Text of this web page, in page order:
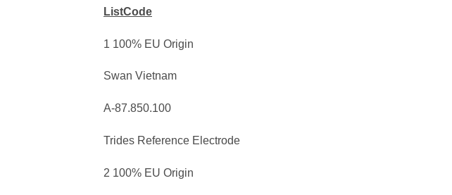
ListCode
1 100% EU Origin
Swan Vietnam
A-87.850.100
Trides Reference Electrode
2 100% EU Origin